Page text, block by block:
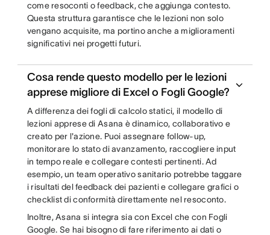
come resoconti o feedback, che aggiunga contesto.
Questa struttura garantisce che le lezioni non solo
vengano acquisite, ma portino anche a miglioramenti
significativi nei progetti futuri.
Cosa rende questo modello per le lezioni
apprese migliore di Excel o Fogli Google?
A differenza dei fogli di calcolo statici, il modello di
lezioni apprese di Asana è dinamico, collaborativo e
creato per l'azione. Puoi assegnare follow-up,
monitorare lo stato di avanzamento, raccogliere input
in tempo reale e collegare contesti pertinenti. Ad
esempio, un team operativo sanitario potrebbe taggare
i risultati del feedback dei pazienti e collegare grafici o
checklist di conformità direttamente nel resoconto.
Inoltre, Asana si integra sia con Excel che con Fogli
Google. Se hai bisogno di fare riferimento ai dati o